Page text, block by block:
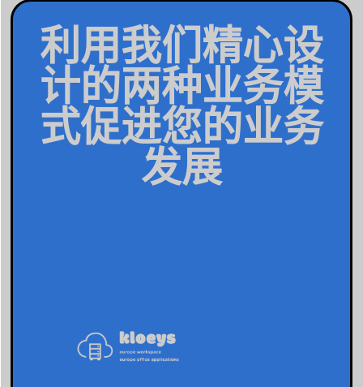
利用我们精心设
计的两种业务模
式促进您的业务
发展